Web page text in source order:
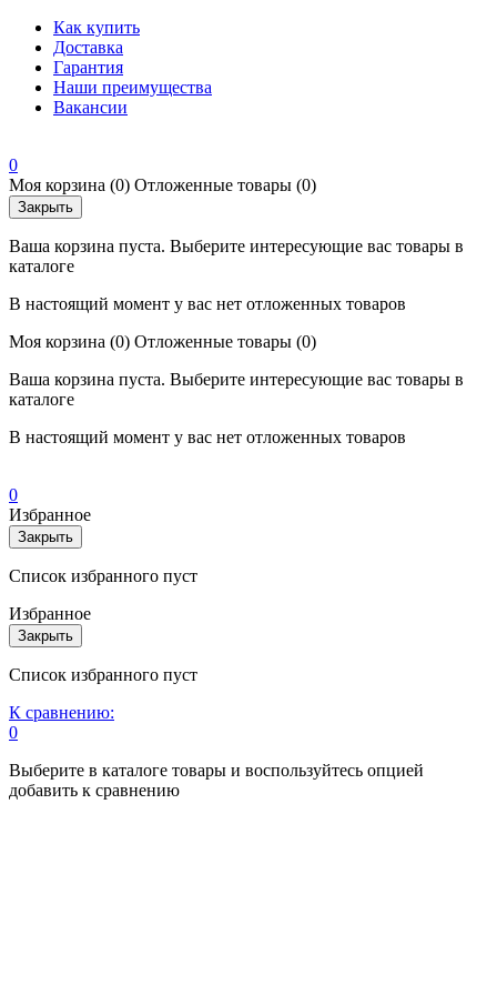
Как купить
Доставка
Гарантия
Наши преимущества
Вакансии
0
Моя корзина (0) Отложенные товары (0)
Закрыть
Ваша корзина пуста. Выберите интересующие вас товары в
каталоге
В настоящий момент у вас нет отложенных товаров
Моя корзина (0) Отложенные товары (0)
Ваша корзина пуста. Выберите интересующие вас товары в
каталоге
В настоящий момент у вас нет отложенных товаров
0
Избранное
Закрыть
Список избранного пуст
Избранное
Закрыть
Список избранного пуст
К сравнению:
0
Выберите в каталоге товары и воспользуйтесь опцией
добавить к сравнению